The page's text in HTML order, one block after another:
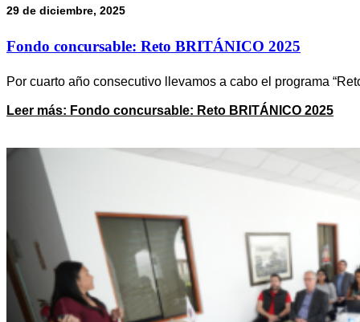
29 de diciembre, 2025
Fondo concursable: Reto BRITÁNICO 2025
Por cuarto año consecutivo llevamos a cabo el programa
Leer más: Fondo concursable: Reto BRITÁNICO 2025